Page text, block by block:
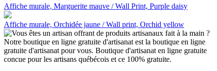
Affiche murale, Marguerite mauve / Wall Print, Purple daisy
Affiche murale, Orchidée jaune / Wall print, Orchid yellow